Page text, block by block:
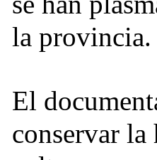
la provincia.
El
conservar